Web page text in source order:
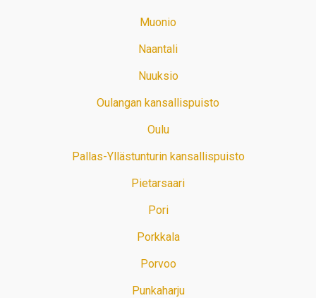
Muonio
Naantali
Nuuksio
Oulangan kansallispuisto
Oulu
Pallas-Yllästunturin kansallispuisto
Pietarsaari
Pori
Porkkala
Porvoo
Punkaharju